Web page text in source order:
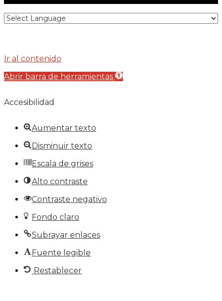
Ir al contenido
Abrir barra de herramientas
Accesibilidad
Aumentar texto
Disminuir texto
Escala de grises
Alto contraste
Contraste negativo
Fondo claro
Subrayar enlaces
Fuente legible
Restablecer